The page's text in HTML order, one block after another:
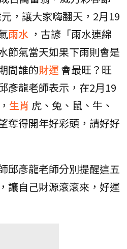
，讓大家嗨翻天，2月19
雨水 ，古諺「雨水連綿
節氣當天如果下雨則會是
間誰的財運會最旺？旺
彥龍老師表示，在2月19
生肖 虎、兔、鼠、牛、
奪得開年好彩頭，請好好
邱彥龍老師分別提醒這五
讓自己財源滾滾來，好運